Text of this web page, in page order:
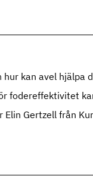
kan avel hjälpa
fodereffektivitet
Gertzell från